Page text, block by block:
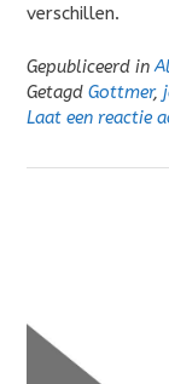
verschillen.
Gepubliceerd in
Getagd Gottmer,
Laat een reactie